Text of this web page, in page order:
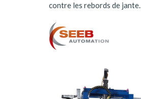
contre les rebords de jante.